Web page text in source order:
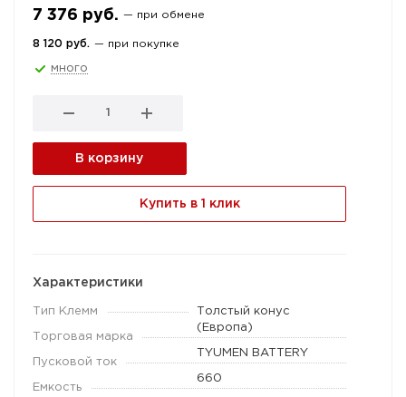
7 376 руб. — при обмене
8 120 руб. — при покупке
много
В корзину
Купить в 1 клик
Характеристики
Тип Клемм
Толстый конус
(Европа)
Торговая марка
TYUMEN BATTERY
Пусковой ток
660
Емкость